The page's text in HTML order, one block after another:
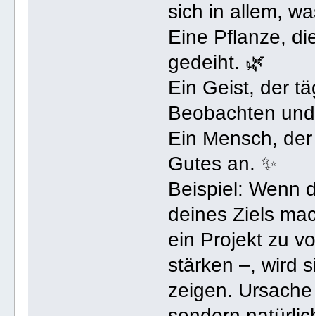
sich in allem,
Eine Pflanze,
gedeiht. 🌿
Ein Geist, der
Beobachten
Ein Mensch,
Gutes an. ✨
Beispiel: Wenn
deines Ziels
ein Projekt zu
stärken –, wird
zeigen.